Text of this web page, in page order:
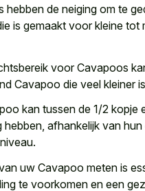
hebben de neiging om te
is gemaakt voor kleine tot
voor Cavapoos
Cavapoo die veel kleiner
kan tussen de 1/2 kopje
hebben, afhankelijk van
uw Cavapoo meten is
te voorkomen en een